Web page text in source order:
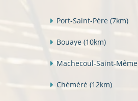
Port-Saint-Père (7km)
Bouaye (10km)
Machecoul-Saint-Même
Chéméré (12km)